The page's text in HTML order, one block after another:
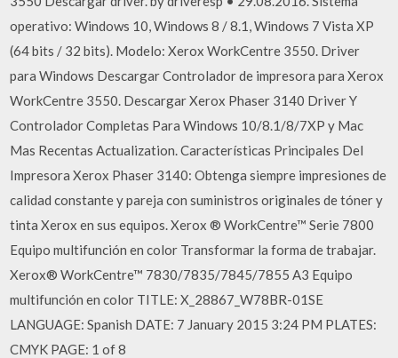
operativo: Windows 10, Windows 8 / 8.1, Windows 7 Vista XP
(64 bits / 32 bits). Modelo: Xerox WorkCentre 3550. Driver
para Windows Descargar Controlador de impresora para Xerox
WorkCentre 3550. Descargar Xerox Phaser 3140 Driver Y
Controlador Completas Para Windows 10/8.1/8/7XP y Mac
Mas Recentas Actualization. Características Principales Del
Impresora Xerox Phaser 3140: Obtenga siempre impresiones de
calidad constante y pareja con suministros originales de tóner y
tinta Xerox en sus equipos. Xerox ® WorkCentre™ Serie 7800
Equipo multifunción en color Transformar la forma de trabajar.
Xerox® WorkCentre™ 7830/7835/7845/7855 A3 Equipo
multifunción en color TITLE: X_28867_W78BR-01SE
LANGUAGE: Spanish DATE: 7 January 2015 3:24 PM PLATES:
CMYK PAGE: 1 of 8